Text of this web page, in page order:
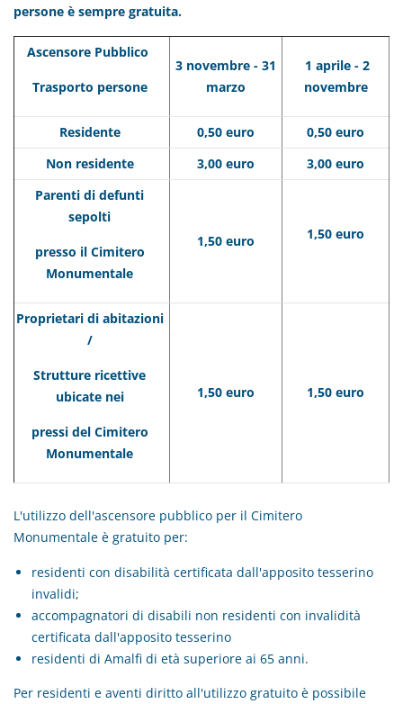
persone è sempre gratuita.
Ascensore Pubblico
Trasporto persone
3 novembre - 31
marzo
1 aprile - 2
novembre
Residente 0,50 euro
0,50 euro
Non residente
3,00 euro
3,00 euro
Parenti di defunti
sepolti
presso il Cimitero
Monumentale
1,50 euro 1,50 euro
Proprietari di abitazioni
/
Strutture ricettive
ubicate nei
pressi del Cimitero
Monumentale
1,50 euro 1,50 euro
L'utilizzo dell'ascensore pubblico per il Cimitero
Monumentale è gratuito per:
residenti con disabilità certificata dall'apposito tesserino
invalidi;
accompagnatori di disabili non residenti con invalidità
certificata dall'apposito tesserino
residenti di Amalfi di età superiore ai 65 anni.
Per residenti e aventi diritto all'utilizzo gratuito è possibile